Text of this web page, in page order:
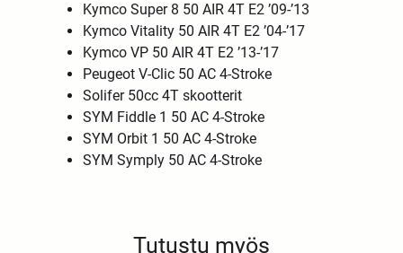
Kymco Super 8 50 AIR 4T E2 ’09-’13
Kymco Vitality 50 AIR 4T E2 ’04-’17
Kymco VP 50 AIR 4T E2 ’13-’17
Peugeot V-Clic 50 AC 4-Stroke
Solifer 50cc 4T skootterit
SYM Fiddle 1 50 AC 4-Stroke
SYM Orbit 1 50 AC 4-Stroke
SYM Symply 50 AC 4-Stroke
Tutustu myös